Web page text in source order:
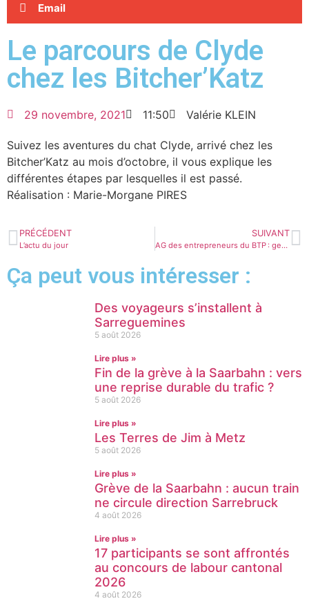
Email
Le parcours de Clyde
chez les Bitcher’Katz
29 novembre, 2021 11:50 Valérie KLEIN
Suivez les aventures du chat Clyde, arrivé chez les
Bitcher’Katz au mois d’octobre, il vous explique les
différentes étapes par lesquelles il est passé.
Réalisation : Marie-Morgane PIRES
PRÉCÉDENT
L’actu du jour
SUIVANT
AG des entrepreneurs du BTP : gestion des déchets de chantier et formation des jeunes
Ça peut vous intéresser :
Des voyageurs s’installent à
Sarreguemines
5 août 2026
Lire plus »
Fin de la grève à la Saarbahn : vers
une reprise durable du trafic ?
5 août 2026
Lire plus »
Les Terres de Jim à Metz
5 août 2026
Lire plus »
Grève de la Saarbahn : aucun train
ne circule direction Sarrebruck
4 août 2026
Lire plus »
17 participants se sont affrontés
au concours de labour cantonal
2026
4 août 2026